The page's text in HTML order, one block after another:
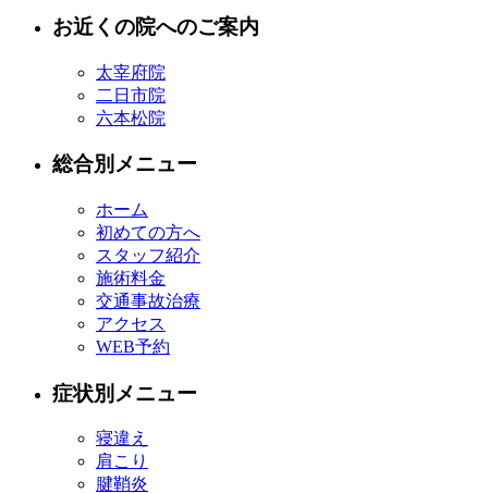
お近くの院へのご案内
太宰府院
二日市院
六本松院
総合別メニュー
ホーム
初めての方へ
スタッフ紹介
施術料金
交通事故治療
アクセス
WEB予約
症状別メニュー
寝違え
肩こり
腱鞘炎